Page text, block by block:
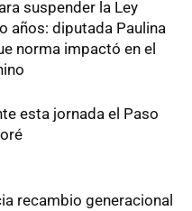
suspender la Ley
años: diputada Paulina
norma impactó en el
esta jornada el Paso
recambio generacional